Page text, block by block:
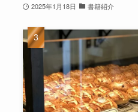
2025年1月18日 書籍紹介